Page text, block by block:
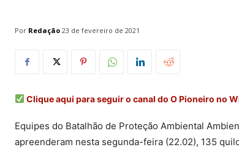
Por Redação 23 de fevereiro de 2021
Clique aqui para seguir o canal do O Pioneiro no
Equipes do Batalhão de Proteção Ambiental
apreenderam nesta segunda-feira (22.02), 135